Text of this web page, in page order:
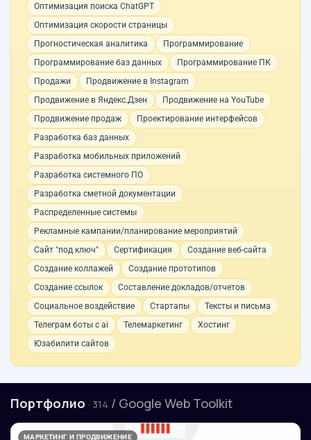
Оптимизация поиска ChatGPT
Оптимизация скорости страницы
Прогностическая аналитика
Программирование
Программирование баз данных
Программирование ПК
Продажи
Продвижение в Instagram
Продвижение в Яндекс.Дзен
Продвижение на YouTube
Продвижение продаж
Проектирование интерфейсов
Разработка баз данных
Разработка мобильных приложений
Разработка системного ПО
Разработка сметной документации
Распределенные системы
Рекламные кампании/планирование мероприятий
Сайт "под ключ"
Сертификация
Создание веб-сайта
Создание коллажей
Создание прототипов
Создание ссылок
Составление докладов/отчетов
Социальное воздействие
Стартапы
Тексты и письма
Телеграм боты с ai
Телемаркетинг
Хостинг
Юзабилити сайтов
Портфолио · 314 / Google Web Toolkit
МАРКЕТИНГ И ПРОДВИЖЕНИЕ